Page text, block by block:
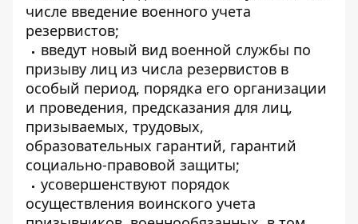
числе введение военного учета
резервистов;
введут новый вид военной службы по
призыву лиц из числа резервистов в
особый период, порядка его организации
и проведения, предсказания для лиц,
призываемых, трудовых,
образовательных гарантий, гарантий
социально-правовой защиты;
усовершенствуют порядок
осуществления воинского учета